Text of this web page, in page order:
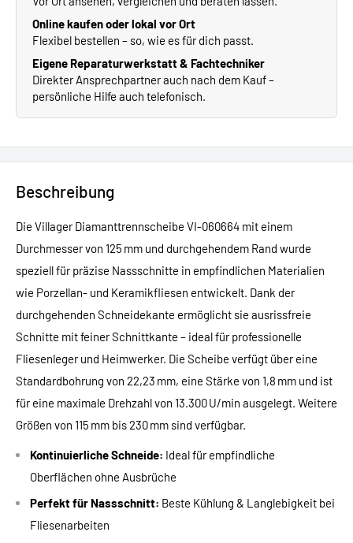
Online kaufen oder lokal vor Ort
Flexibel bestellen – so, wie es für dich passt.
Eigene Reparaturwerkstatt & Fachtechniker
Direkter Ansprechpartner auch nach dem Kauf –
persönliche Hilfe auch telefonisch.
Beschreibung
Die Villager Diamanttrennscheibe VI-060664 mit einem
Durchmesser von 125 mm und durchgehendem Rand wurde
speziell für präzise Nassschnitte in empfindlichen Materialien
wie Porzellan- und Keramikfliesen entwickelt. Dank der
durchgehenden Schneidekante ermöglicht sie ausrissfreie
Schnitte mit feiner Schnittkante – ideal für professionelle
Fliesenleger und Heimwerker. Die Scheibe verfügt über eine
Standardbohrung von 22,23 mm, eine Stärke von 1,8 mm und ist
für eine maximale Drehzahl von 13.300 U/min ausgelegt. Weitere
Größen von 115 mm bis 230 mm sind verfügbar.
Kontinuierliche Schneide: Ideal für empfindliche
Oberflächen ohne Ausbrüche
Perfekt für Nassschnitt: Beste Kühlung & Langlebigkeit bei
Fliesenarbeiten